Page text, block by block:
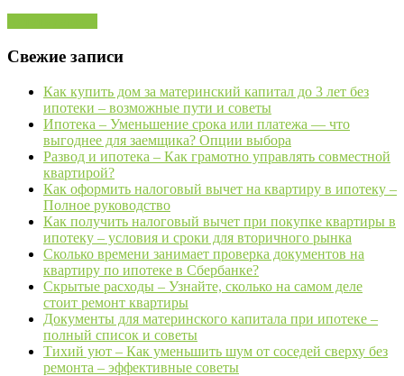
Свежие записи
Как купить дом за материнский капитал до 3 лет без
ипотеки – возможные пути и советы
Ипотека – Уменьшение срока или платежа — что
выгоднее для заемщика? Опции выбора
Развод и ипотека – Как грамотно управлять совместной
квартирой?
Как оформить налоговый вычет на квартиру в ипотеку –
Полное руководство
Как получить налоговый вычет при покупке квартиры в
ипотеку – условия и сроки для вторичного рынка
Сколько времени занимает проверка документов на
квартиру по ипотеке в Сбербанке?
Скрытые расходы – Узнайте, сколько на самом деле
стоит ремонт квартиры
Документы для материнского капитала при ипотеке –
полный список и советы
Тихий уют – Как уменьшить шум от соседей сверху без
ремонта – эффективные советы